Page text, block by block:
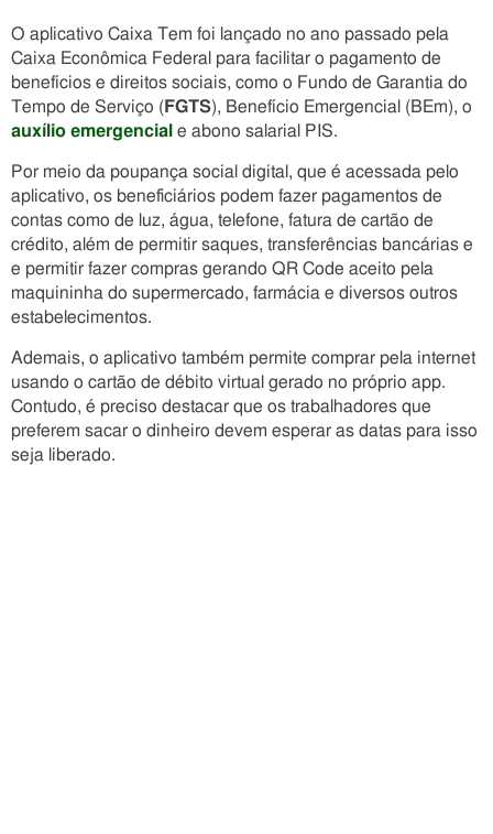
O aplicativo Caixa Tem foi lançado no ano passado pela
Caixa Econômica Federal para facilitar o pagamento de
benefícios e direitos sociais, como o Fundo de Garantia do
Tempo de Serviço ( FGTS), Benefício Emergencial (BEm), o
auxílio emergencial e abono salarial PIS.
Por meio da poupança social digital, que é acessada pelo
aplicativo, os beneficiários podem fazer pagamentos de
contas como de luz, água, telefone, fatura de cartão de
crédito, além de permitir saques, transferências bancárias e
e permitir fazer compras gerando QR Code aceito pela
maquininha do supermercado, farmácia e diversos outros
estabelecimentos.
Ademais, o aplicativo também permite comprar pela internet
usando o cartão de débito virtual gerado no próprio app.
Contudo, é preciso destacar que os trabalhadores que
preferem sacar o dinheiro devem esperar as datas para isso
seja liberado.